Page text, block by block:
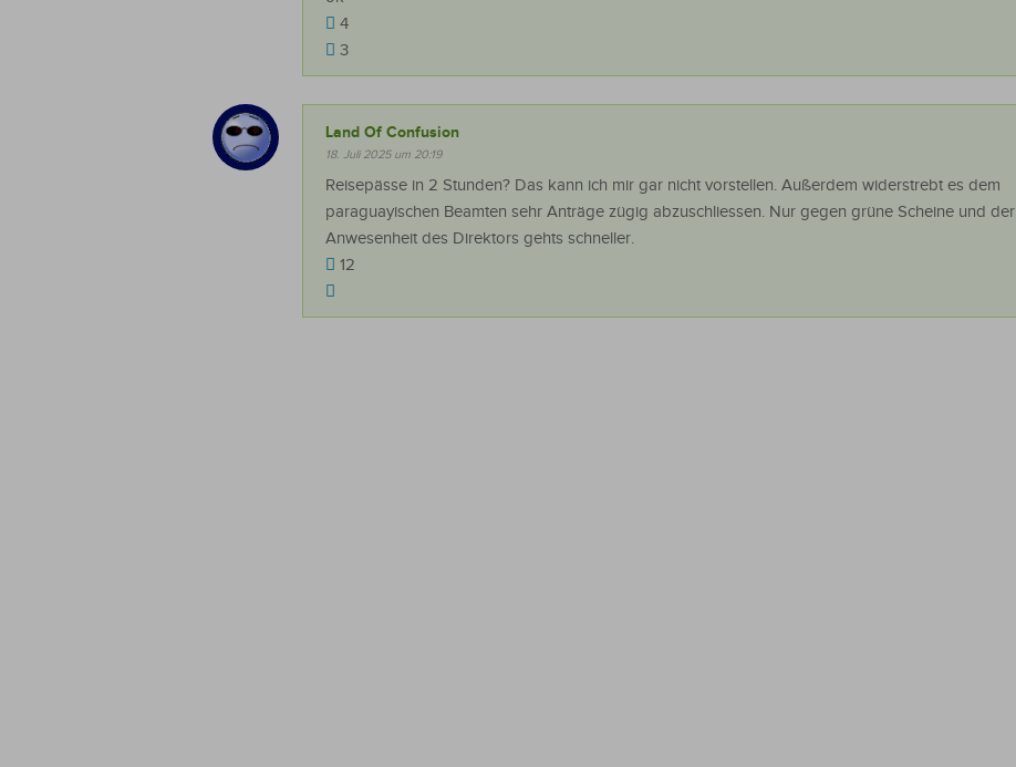
4
3
Land Of Confusion
18. Juli 2025 um 20:19
Reisepässe in 2 Stunden? Das kann ich mir gar nicht vorstellen. Außerdem widerstrebt es dem
paraguayischen Beamten sehr Anträge zügig abzuschliessen. Nur gegen grüne Scheine und der
Anwesenheit des Direktors gehts schneller.
12